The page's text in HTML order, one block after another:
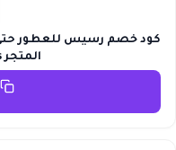
المتجر rasees perfumes